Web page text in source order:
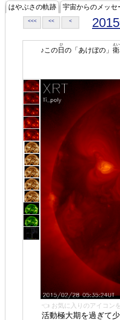
はやぶさの軌跡 宇宙からのメッセ
<<< << <
♪この日
ひ
の「あけぼの」
え
👈 お気に入りのアイコン
活動極大期を過ぎて